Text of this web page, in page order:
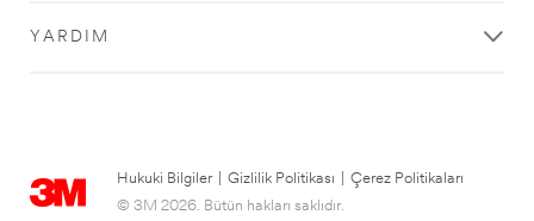
YARDIM
Hukuki Bilgiler Gizlilik Politikası
Çerez Politikaları
© 3M 2026. Bütün hakları saklıdır.